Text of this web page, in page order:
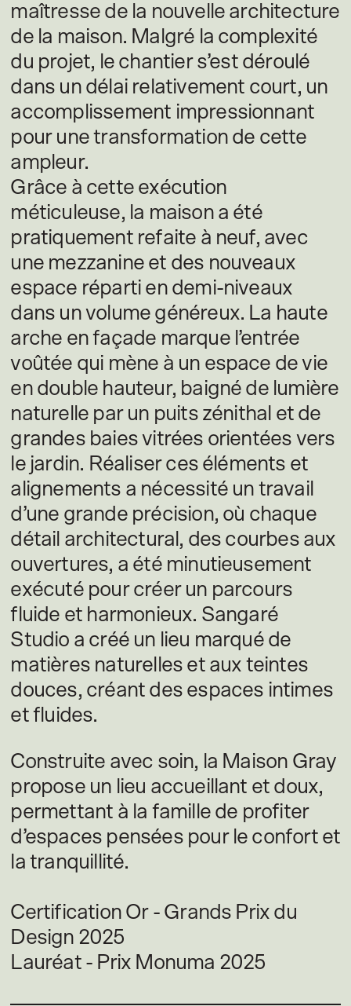
maîtresse de la nouvelle architecture
de la maison. Malgré la complexité
du projet, le chantier s’est déroulé
dans un délai relativement court, un
accomplissement impressionnant
pour une transformation de cette
ampleur.
Grâce à cette exécution
méticuleuse, la maison a été
pratiquement refaite à neuf, avec
une mezzanine et des nouveaux
espace réparti en demi-niveaux
dans un volume généreux. La haute
arche en façade marque l’entrée
voûtée qui mène à un espace de vie
en double hauteur, baigné de lumière
naturelle par un puits zénithal et de
grandes baies vitrées orientées vers
le jardin. Réaliser ces éléments et
alignements a nécessité un travail
d’une grande précision, où chaque
détail architectural, des courbes aux
ouvertures, a été minutieusement
exécuté pour créer un parcours
fluide et harmonieux. Sangaré
Studio a créé un lieu marqué de
matières naturelles et aux teintes
douces, créant des espaces intimes
et fluides.
Construite avec soin, la Maison Gray
propose un lieu accueillant et doux,
permettant à la famille de profiter
d’espaces pensées pour le confort et
la tranquillité.
Certification Or - Grands Prix du
Design 2025
Lauréat - Prix Monuma 2025